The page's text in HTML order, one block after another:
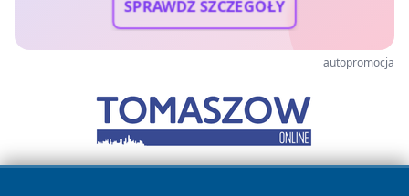
SPRAWDŹ SZCZEGÓŁY
autopromocja